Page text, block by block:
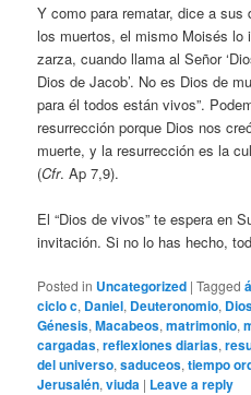
Y como para rematar, dice a sus
los muertos, el mismo Moisés lo
zarza, cuando llama al Señor
Dios de Jacob’. No es Dios de
para él todos están vivos”.
resurrección porque Dios nos
muerte, y la resurrección es la
(Cfr. Ap 7,9).
El “Dios de vivos” te espera en
invitación. Si no lo has hecho,
Posted in Uncategorized |Tagged
ciclo c, Daniel, Deuteronomio,
Génesis,Macabeos,matrimonio,
cargadas,reflexiones diarias,
del universo,saduceos,tiempo
Jerusalén,viuda | Leave a reply